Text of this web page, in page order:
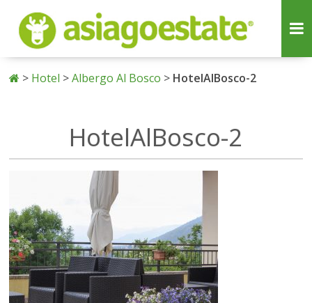
> Hotel >Albergo Al Bosco > HotelAlBosco-2
HotelAlBosco-2